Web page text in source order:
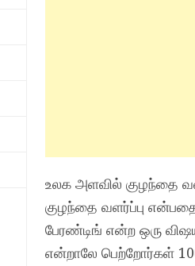
உலக அளவில் குழந்தை
குழந்தை வளர்ப்பு
பேரண்டிங் என்ற ஒரு
என்றாலே பெற்றோர்கள்